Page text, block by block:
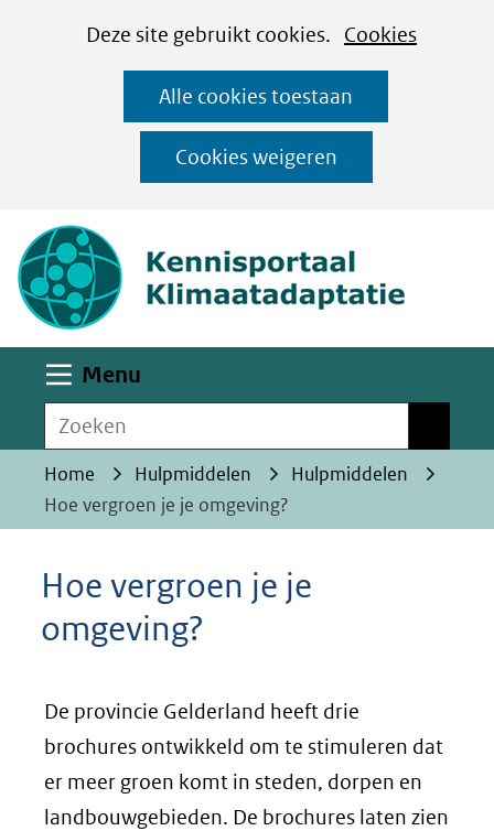
CookiesDeze site gebruikt cookies. Cookies
op
deze
website
worden
toegestaan
geweigerd.
Alle cookies toestaan
Cookies weigeren
Ga
naar
de
inhoud
Menu
Zoeken
Home Hulpmiddelen
Hulpmiddelen
Hoe vergroen je je omgeving?
Hoe vergroen je je
omgeving?
De provincie Gelderland heeft drie
brochures ontwikkeld om te stimuleren dat
er meer groen komt in steden, dorpen en
landbouwgebieden. De brochures laten zien